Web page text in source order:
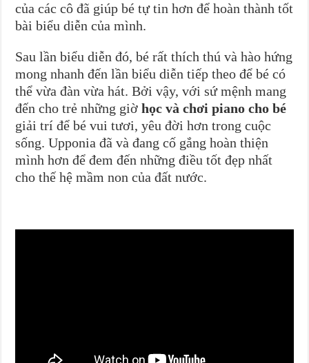
của các cô đã giúp bé tự tin hơn để hoàn thành tốt
bài biểu diễn của mình.
Sau lần biểu diễn đó, bé rất thích thú và hào hứng
mong nhanh đến lần biểu diễn tiếp theo để bé có
thể vừa đàn vừa hát. Bởi vậy, với sứ mệnh mang
đến cho trẻ những giờhọc và chơi piano cho bé
giải trí để bé vui tươi, yêu đời hơn trong cuộc
sống. Upponia đã và đang cố gắng hoàn thiện
mình hơn để đem đến những điều tốt đẹp nhất
cho thế hệ mầm non của đất nước.